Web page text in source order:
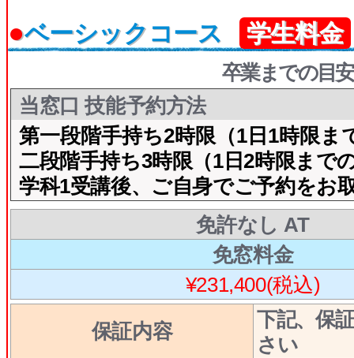
●ベーシックコース 学生料金
卒業までの目
当窓口 技能予約方法
第一段階手持ち2時限（1日1時限ま
二段階手持ち3時限（1日2時限まで
学科1受講後、ご自身でご予約をお
免許なし AT
免窓料金
¥231,400(税込)
保証内容
下記、保
さい